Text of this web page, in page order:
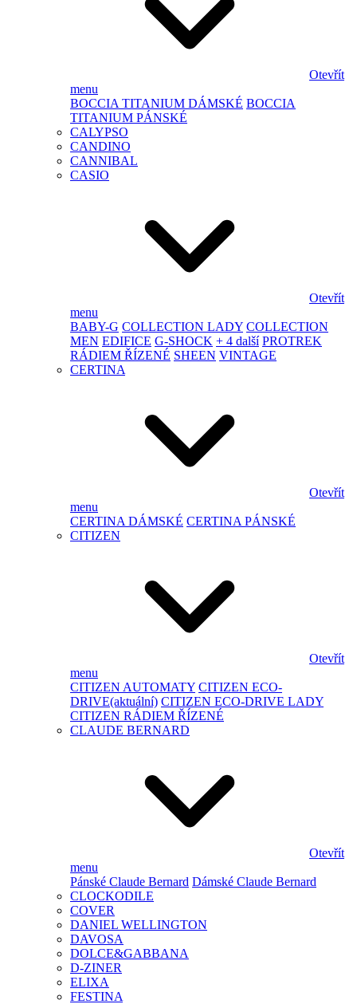
Otevřít
menu
BOCCIA TITANIUM DÁMSKÉ BOCCIA
TITANIUM PÁNSKÉ
CALYPSO
CANDINO
CANNIBAL
CASIO
Otevřít
menu
BABY-G COLLECTION LADY COLLECTION
MEN EDIFICE G-SHOCK + 4 další PROTREK
RÁDIEM ŘÍZENÉ SHEEN VINTAGE
CERTINA
Otevřít
menu
CERTINA DÁMSKÉ CERTINA PÁNSKÉ
CITIZEN
Otevřít
menu
CITIZEN AUTOMATY CITIZEN ECO-
DRIVE(aktuální) CITIZEN ECO-DRIVE LADY
CITIZEN RÁDIEM ŘÍZENÉ
CLAUDE BERNARD
Otevřít
menu
Pánské Claude Bernard Dámské Claude Bernard
CLOCKODILE
COVER
DANIEL WELLINGTON
DAVOSA
DOLCE&GABBANA
D-ZINER
ELIXA
FESTINA